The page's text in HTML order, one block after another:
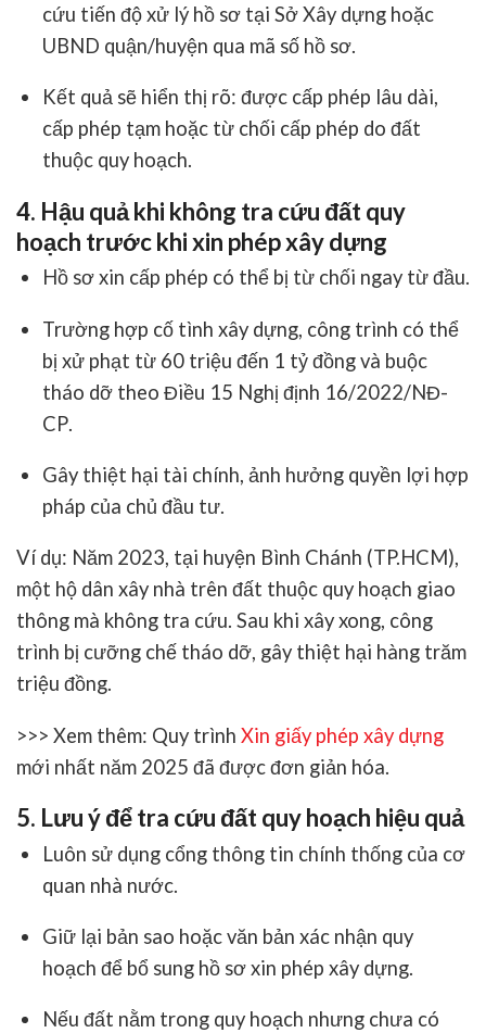
cứu tiến độ xử lý hồ sơ tại Sở Xây dựnghoặc
UBND quận/huyện qua mã số hồ sơ.
Kết quả sẽ hiển thị rõ: được cấp phép lâu dài,
cấp phép tạm hoặc từ chối cấp phép do đất
thuộc quy hoạch.
4. Hậu quả khi không tra cứu đất quy
hoạch trước khi xin phép xây dựng
Hồ sơ xin cấp phép có thể bị từ chối ngay từ đầu.
Trường hợp cố tình xây dựng, công trình có thể
bị xử phạt từ 60 triệu đến 1 tỷ đồng và buộc
tháo dỡ theo Điều 15 Nghị định 16/2022/NĐ-
CP.
Gây thiệt hại tài chính, ảnh hưởng quyền lợi hợp
pháp của chủ đầu tư.
Ví dụ: Năm 2023, tại huyện Bình Chánh (TP.HCM),
một hộ dân xây nhà trên đất thuộc quy hoạch giao
thông mà không tra cứu. Sau khi xây xong, công
trình bị cưỡng chế tháo dỡ, gây thiệt hại hàng trăm
triệu đồng.
>>> Xem thêm: Quy trình Xin giấy phép xây dựng
mới nhất năm 2025 đã được đơn giản hóa.
5. Lưu ý để tra cứu đất quy hoạch hiệu quả
Luôn sử dụng cổng thông tin chính thống của cơ
quan nhà nước.
Giữ lại bản sao hoặc văn bản xác nhận quy
hoạch để bổ sung hồ sơ xin phép xây dựng.
Nếu đất nằm trong quy hoạch nhưng chưa có